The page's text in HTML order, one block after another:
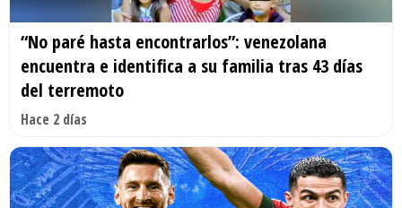
“No paré hasta encontrarlos”: venezolana
encuentra e identifica a su familia tras 43 días
del terremoto
Hace 2 días